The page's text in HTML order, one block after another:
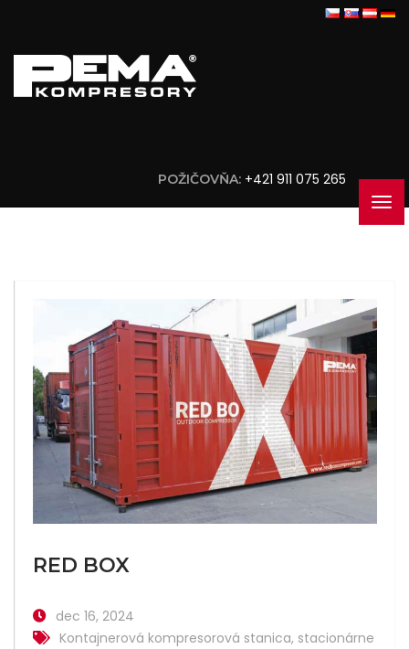
POŽIČOVŇA: +421 911 075 265
RED BOX
dec 16, 2024
Kontajnerová kompresorová stanica, stacionárne